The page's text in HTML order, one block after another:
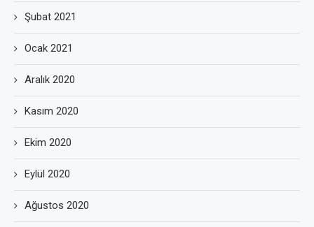
Şubat 2021
Ocak 2021
Aralık 2020
Kasım 2020
Ekim 2020
Eylül 2020
Ağustos 2020